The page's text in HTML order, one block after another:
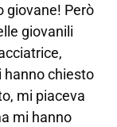
giovane! Però
giovanili
hanno chiesto
mi piaceva
mi hanno